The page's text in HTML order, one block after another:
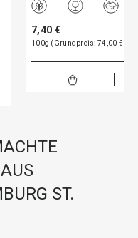
7,40 €
100g (Grundpreis: 74,00 € pro
ST.